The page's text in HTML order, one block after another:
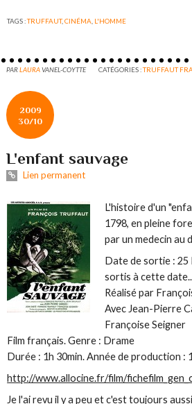
TAGS :TRUFFAUT,CINÉMA L'HOMME
PARLAURAVANEL-COYTTE CATÉGORIES :TRUFFAUT
2009
30/10
L'enfant sauvage
Lien permanent
L'histoire d'un
1798, en pleine
par un medecin au
Date de sortie : 25
sortis à cette
Réalisé par
Avec Jean-Pierre
Françoise Seigner
Film français. Genre : Drame
Durée : 1h 30min. Année de production :
http://www.allocine.fr/film/
Je l'ai revu il y a peu et c'est toujours